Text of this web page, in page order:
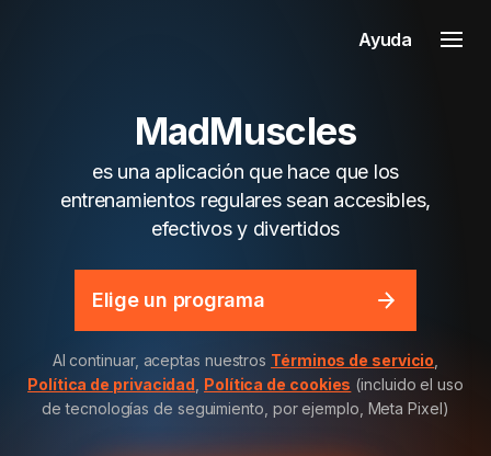
Ayuda
MadMuscles
es una aplicación que hace que los
entrenamientos regulares sean accesibles,
efectivos y divertidos
Elige un programa
Al continuar, aceptas nuestros Términos de servicio
Política de privacidad Política de cookies (incluido el uso
de tecnologías de seguimiento, por ejemplo, Meta Pixel)